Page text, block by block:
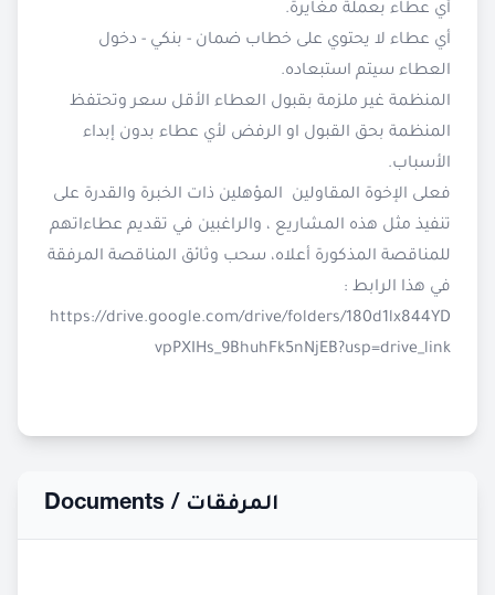
أي عطاء بعملة مغايرة.
أي عطاء لا يحتوي على خطاب ضمان - بنكي - دخول
العطاء سيتم استبعاده.
المنظمة غير ملزمة بقبول العطاء الأقل سعر وتحتفظ
المنظمة بحق القبول او الرفض لأي عطاء بدون إبداء
الأسباب.
فعلى الإخوة المقاولين المؤهلين ذات الخبرة والقدرة على
تنفيذ مثل هذه المشاريع ، والراغبين في تقديم عطاءاتهم
للمناقصة المذكورة أعلاه، سحب وثائق المناقصة المرفقة
في هذا الرابط :
https://drive.google.com/drive/folders/180d1lx844YD
vpPXIHs_9BhuhFk5nNjEB?usp=drive_link
Documents / المرفقات